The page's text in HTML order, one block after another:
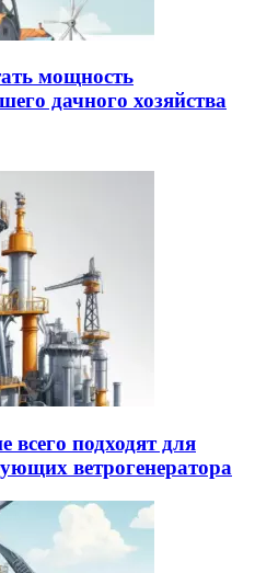
мощность
дачного хозяйства
подходят для
ветрогенератора